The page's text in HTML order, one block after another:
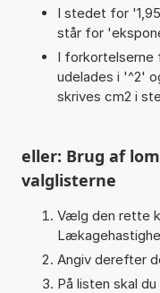
I stedet for
står for
I
udelades i '^2'
skrives cm2 i
eller: Brug af
valglisterne
Vælg den rette
Angiv derefter
På listen skal